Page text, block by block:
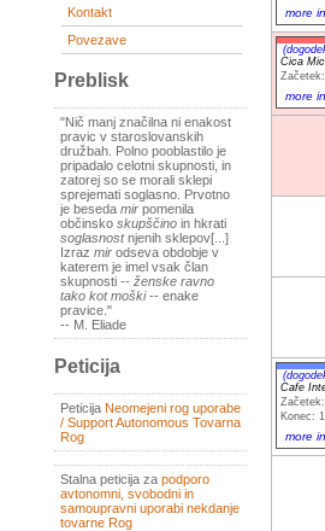
Kontakt
Povezave
Preblisk
"Nič manj značilna ni enakost
pravic v staroslovanskih
družbah. Polno pooblastilo je
pripadalo celotni skupnosti, in
zatorej so se morali sklepi
sprejemati soglasno. Prvotno
je beseda mir pomenila
občinsko skupščino in hkrati
soglasnostnjenih sklepov[...]
Izraz mir odseva obdobje v
katerem je imel vsak član
skupnosti -- ženske ravno
tako kot moški-- enake
pravice."
-- M. Eliade
Peticija
Peticija Neomejeni rog uporabe
/ Support Autonomous Tovarna
Rog
Stalna peticija za podporo
avtonomni, svobodni in
samoupravni uporabi nekdanje
tovarne Rog
more
Cica
more
Cafe
Konec:
more